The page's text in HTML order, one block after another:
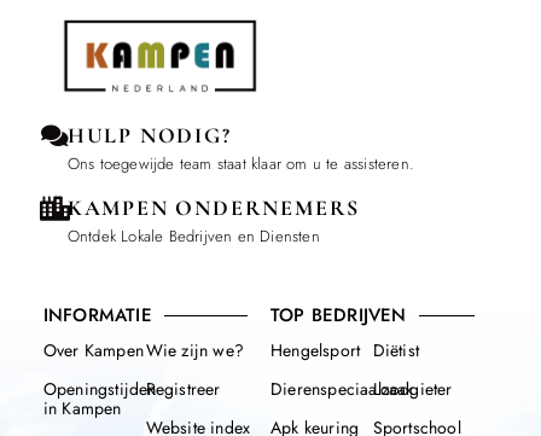
HULP NODIG?
Ons toegewijde team staat klaar om u te assisteren.
KAMPEN ONDERNEMERS
Ontdek Lokale Bedrijven en Diensten
INFORMATIE
Over Kampen
Openingstijden
in Kampen
Wie zijn we?
Registreer
Website index
TOP BEDRIJVEN
Hengelsport
Dierenspeciaalzaak
Apk keuring
Diëtist
Loodgieter
Sportschool